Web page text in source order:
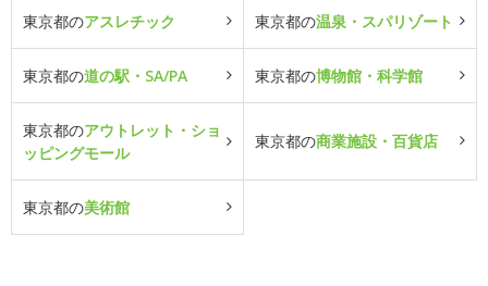
東京都のアスレチック 東京都の温泉・スパリゾート
東京都の道の駅・SA/PA 東京都の博物館・科学館
東京都のアウトレット・ショ
ッピングモール
東京都の商業施設・百貨店
東京都の美術館